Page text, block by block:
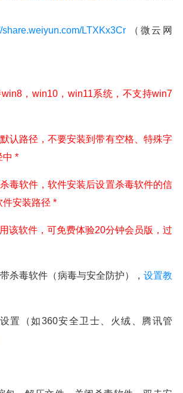
share.weiyun.com/LTXKx3Cr
（微云网
，win10，win11系统，不支持win7
认路径，不要安装到带有空格、特殊字
中 *
毒软件，软件安装后设置杀毒软件的信
安装路径 *
该软件，可免费体验20分钟会员版，过
杀毒软件（病毒与安全防护）， 设置教
置（如360安全卫士、火绒、腾讯管